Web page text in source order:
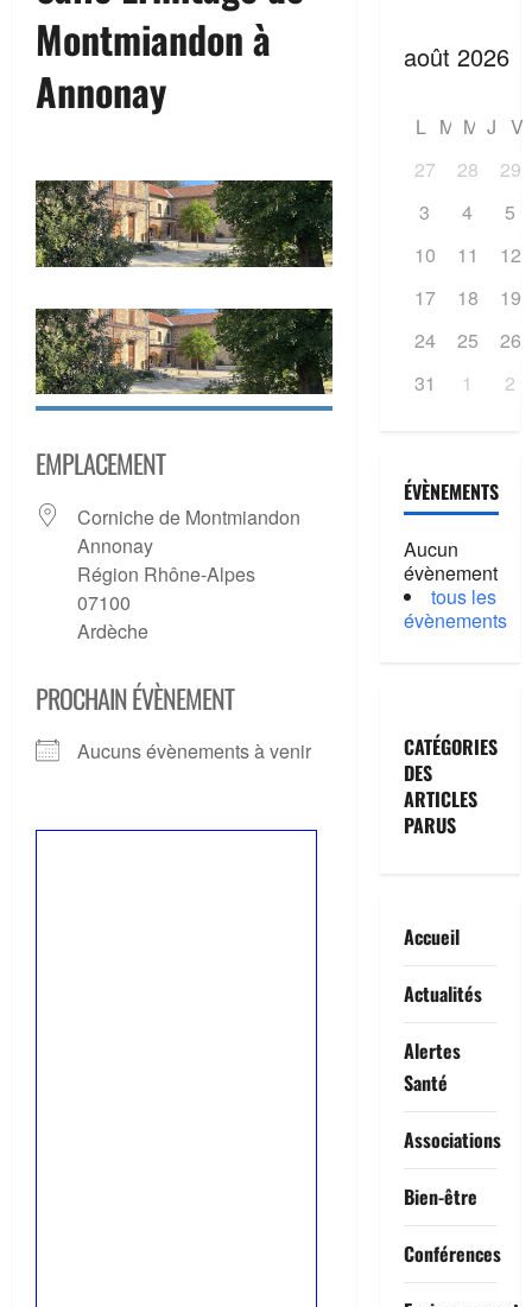
Montmiandon à
Annonay
EMPLACEMENT
Corniche de Montmiandon
Annonay
Région Rhône-Alpes
07100
Ardèche
PROCHAIN ÉVÈNEMENT
Aucuns évènements à venir
L M M J V
27
28
29
3
4
5
10
11
12
17
18
19
24
25
26
31
1 2
ÉVÈNEMENTS
Aucun
évènement
tous les
évènements
CATÉGORIES
DES
ARTICLES
PARUS
Accueil
Actualités
Alertes
Santé
Associations
Bien-être
Conférences